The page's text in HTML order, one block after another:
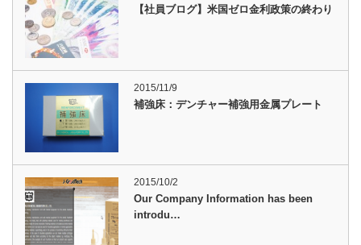
【社員ブログ】米国ゼロ金利政策の終わり
2015/11/9
補強床：デンチャー補強用金属プレート
2015/10/2
Our Company Information has been
introdu…